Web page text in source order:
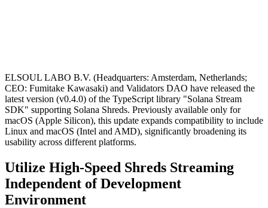
ELSOUL LABO B.V. (Headquarters: Amsterdam, Netherlands;
CEO: Fumitake Kawasaki) and Validators DAO have released the
latest version (v0.4.0) of the TypeScript library "Solana Stream
SDK" supporting Solana Shreds. Previously available only for
macOS (Apple Silicon), this update expands compatibility to include
Linux and macOS (Intel and AMD), significantly broadening its
usability across different platforms.
Utilize High-Speed Shreds Streaming
Independent of Development
Environment